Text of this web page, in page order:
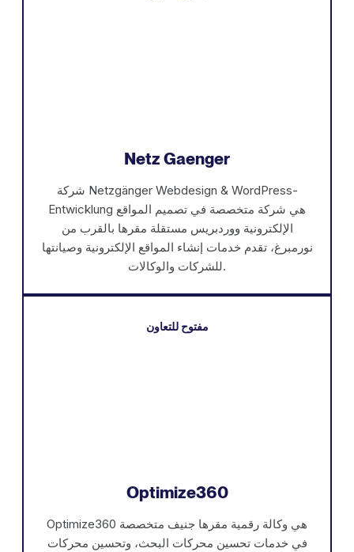
Netz Gaenger
شركة Netzgänger Webdesign & WordPress-
Entwicklung هي شركة متخصصة في تصميم المواقع
الإلكترونية ووردبريس مستقلة مقرها بالقرب من
نورمبرغ، تقدم خدمات إنشاء المواقع الإلكترونية وصيانتها
للشركات والوكالات.
مفتوح للتعاون
Optimize360
Optimize360 هي وكالة رقمية مقرها جنيف متخصصة
في خدمات تحسين محركات البحث، وتحسين محركات